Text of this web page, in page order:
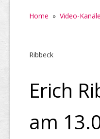
Home » Video-Kanäle
Ribbeck
Erich
am